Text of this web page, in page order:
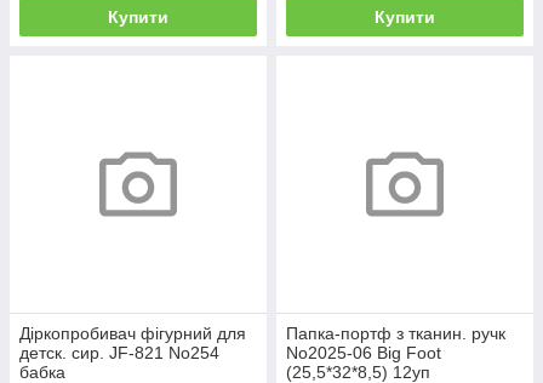
Купити Купити
Діркопробивач фігурний для
детск. сир. JF-821 No254
бабка
Папка-портф з тканин. ручк
No2025-06 Big Foot
(25,5*32*8,5) 12уп